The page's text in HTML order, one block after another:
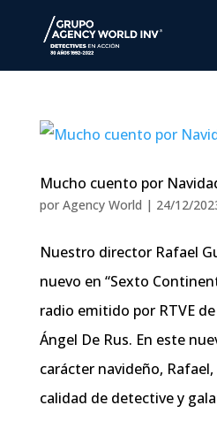
Mucho cuento por
por Agency World | 24/12/
Nuestro director Rafael
nuevo en “Sexto
radio emitido por RTVE
Ángel De Rus. En este
carácter navideño,
calidad de detective y